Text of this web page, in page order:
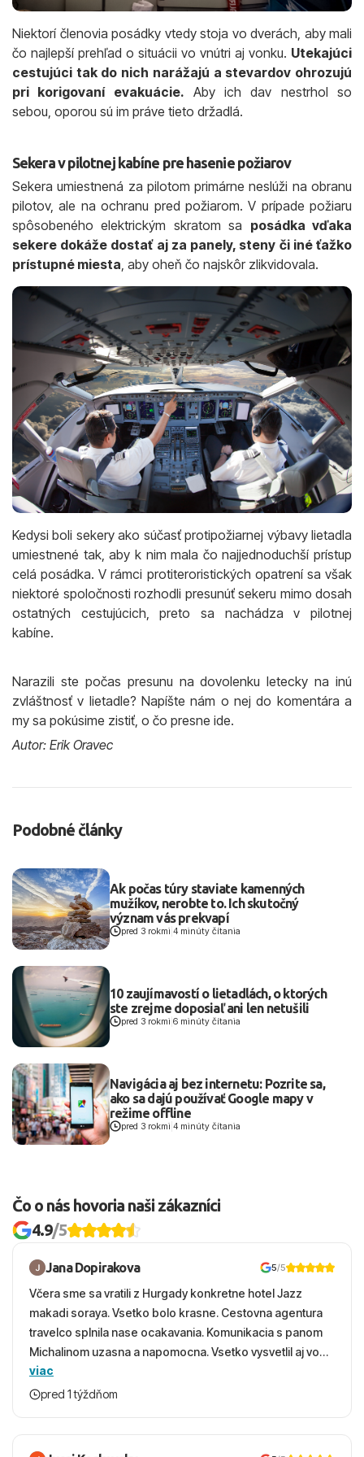
Niektorí členovia posádky vtedy stoja vo dverách, aby mali
čo najlepší prehľad o situácii vo vnútri aj vonku. Utekajúci
cestujúci tak do nich narážajú a stevardov ohrozujú
pri korigovaní evakuácie. Aby ich dav nestrhol so
sebou, oporou sú im práve tieto držadlá.
Sekera v pilotnej kabíne pre hasenie požiarov
Sekera umiestnená za pilotom primárne neslúži na obranu
pilotov, ale na ochranu pred požiarom. V prípade požiaru
spôsobeného elektrickým skratom sa posádka vďaka
sekere dokáže dostať aj za panely, steny či iné ťažko
prístupné miesta, aby oheň čo najskôr zlikvidovala.
Kedysi boli sekery ako súčasť protipožiarnej výbavy lietadla
umiestnené tak, aby k nim mala čo najjednoduchší prístup
celá posádka. V rámci protiteroristických opatrení sa však
niektoré spoločnosti rozhodli presunúť sekeru mimo dosah
ostatných cestujúcich, preto sa nachádza v pilotnej
kabíne.
Narazili ste počas presunu na dovolenku letecky na inú
zvláštnosť v lietadle? Napíšte nám o nej do komentára a
my sa pokúsime zistiť, o čo presne ide.
Autor: Erik Oravec
Podobné články
Ak počas túry staviate kamenných
mužíkov, nerobte to. Ich skutočný
význam vás prekvapí
pred 3 rokmi 4 minúty čítania
10 zaujímavostí o lietadlách, o ktorých
ste zrejme doposiaľ ani len netušili
pred 3 rokmi 6 minúty čítania
Navigácia aj bez internetu: Pozrite sa,
ako sa dajú používať Google mapy v
režime offline
pred 3 rokmi 4 minúty čítania
Čo o nás hovoria naši zákazníci
4.9/5
Jana Dopirakova 5/5
Včera sme sa vratili z Hurgady konkretne hotel Jazz
makadi soraya. Vsetko bolo krasne. Cestovna agentura
travelco splnila nase ocakavania. Komunikacia s panom
Michalinom uzasna a napomocna. Vsetko vysvetlil aj vo
vecernych hodinach zaco sa ospravedlnujem. Hotel
krasny, cisty. Sluzby top. Strava, prostredie, more,
viac
pred 1 týždňom